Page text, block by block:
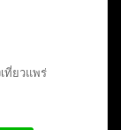
ที่ยวแพร่